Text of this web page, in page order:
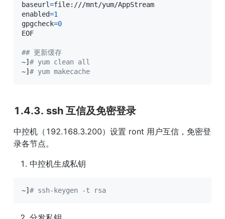
baseurl=
enabled=1
gpgcheck=0
EOF
## 更新缓存
~] # yum clean all
~] # yum makecache
1.4.3. ssh 互信及免密登录
中控机（192.168.3.200）设置 ront 用户互信，免密登
录各节点。
中控机生成私钥
~] # ssh-keygen -t rsa